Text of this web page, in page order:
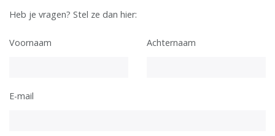
Heb je vragen? Stel ze dan hier:
Voornaam Achternaam
E-mail